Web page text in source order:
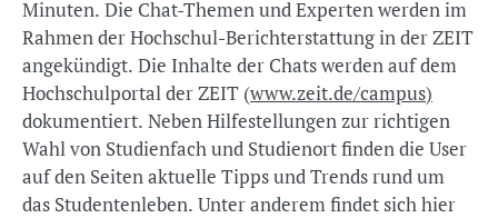
Minuten. Die Chat-Themen und Experten werden im
Rahmen der Hochschul-Berichterstattung in der ZEIT
angekündigt. Die Inhalte der Chats werden auf dem
Hochschulportal der ZEIT (www.zeit.de/campus)
dokumentiert. Neben Hilfestellungen zur richtigen
Wahl von Studienfach und Studienort finden die User
auf den Seiten aktuelle Tipps und Trends rund um
das Studentenleben. Unter anderem findet sich hier